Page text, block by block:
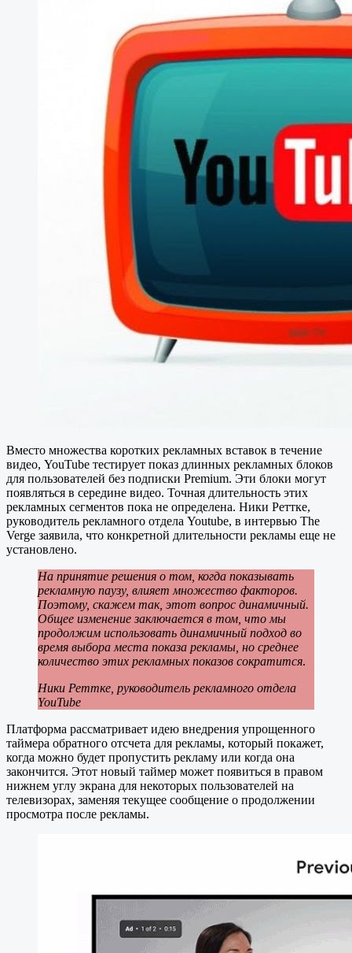
Вместо множества коротких рекламных вставок в течение
видео, YouTube тестирует показ длинных рекламных блоков
для пользователей без подписки Premium. Эти блоки могут
появляться в середине видео. Точная длительность этих
рекламных сегментов пока не определена. Ники Реттке,
руководитель рекламного отдела Youtube, в интервью The
Verge заявила, что конкретной длительности рекламы еще не
установлено.
На принятие решения о том, когда показывать
рекламную паузу, влияет множество факторов.
Поэтому, скажем так, этот вопрос динамичный.
Общее изменение заключается в том, что мы
продолжим использовать динамичный подход во
время выбора места показа рекламы, но среднее
количество этих рекламных показов сократится.
Ники Реттке, руководитель рекламного отдела
YouTube
Платформа рассматривает идею внедрения упрощенного
таймера обратного отсчета для рекламы, который покажет,
когда можно будет пропустить рекламу или когда она
закончится. Этот новый таймер может появиться в правом
нижнем углу экрана для некоторых пользователей на
телевизорах, заменяя текущее сообщение о продолжении
просмотра после рекламы.